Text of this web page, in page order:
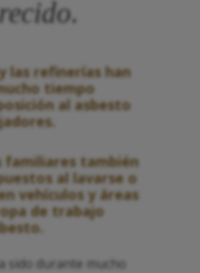
las refinerías han
tiempo
al asbesto
familiares también
al lavarse o
vehículos y áreas
de trabajo
sido durante mucho